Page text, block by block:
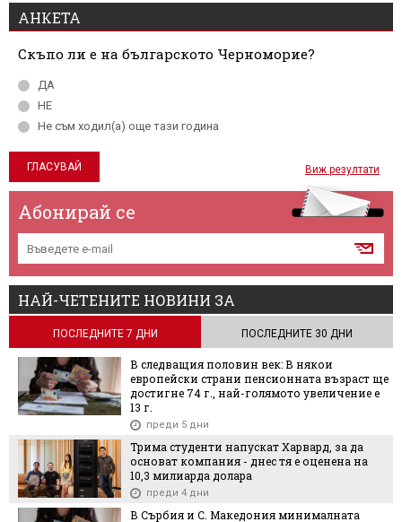
АНКЕТА
Скъпо ли е на българското Черноморие?
ДА
НЕ
Не съм ходил(а) още тази година
Виж резултати
Абонирай се
НАЙ-ЧЕТЕНИТЕ НОВИНИ ЗА
ПОСЛЕДНИТЕ 7 ДНИ ПОСЛЕДНИТЕ 30 ДНИ
В следващия половин век: В някои
европейски страни пенсионната възраст ще
достигне 74 г., най-голямото увеличение е
13 г.
преди 5 дни
Трима студенти напускат Харвард, за да
основат компания - днес тя е оценена на
10,3 милиарда долара
преди 4 дни
В Сърбия и С. Македония минималната